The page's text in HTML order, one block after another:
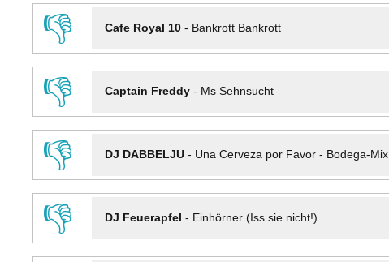
👎
Cafe Royal 10- Bankrott Bankrott
👎
Captain Freddy- Ms Sehnsucht
👎
DJ DABBELJU- Una Cerveza por Favor - Bodega-Mix
👎
DJ Feuerapfel - Einhörner (Iss sie nicht!)